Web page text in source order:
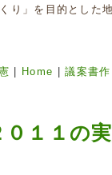
り」を目的とした
Home |議案書
１１の